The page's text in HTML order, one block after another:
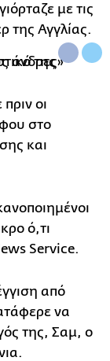
με τις
της Αγγλίας.
οι
στο
και
ό,τι
Service.
από
να
της, Σαμ, ο